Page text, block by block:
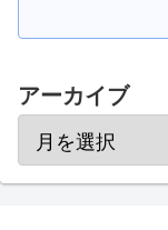
アーカイブ